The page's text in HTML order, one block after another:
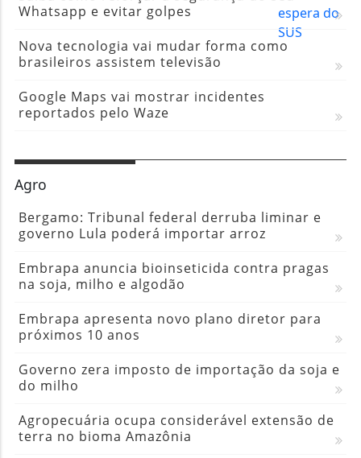
Whatsapp e evitar golpes
Nova tecnologia vai mudar forma como
brasileiros assistem televisão
Google Maps vai mostrar incidentes
reportados pelo Waze
Agro
Bergamo: Tribunal federal derruba liminar e
governo Lula poderá importar arroz
Embrapa anuncia bioinseticida contra pragas
na soja, milho e algodão
Embrapa apresenta novo plano diretor para
próximos 10 anos
Governo zera imposto de importação da soja e
do milho
Agropecuária ocupa considerável extensão de
terra no bioma Amazônia